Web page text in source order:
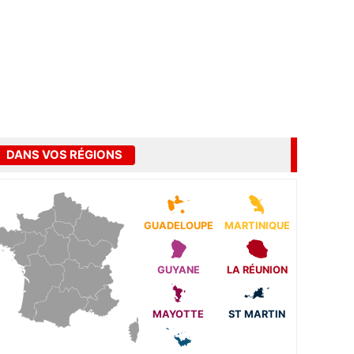
DANS VOS RÉGIONS
GUADELOUPE MARTINIQUE
GUYANE LA RÉUNION
MAYOTTE ST MARTIN